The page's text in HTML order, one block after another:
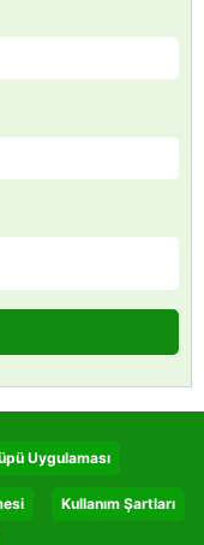
Uygulaması
Kullanım Şartları